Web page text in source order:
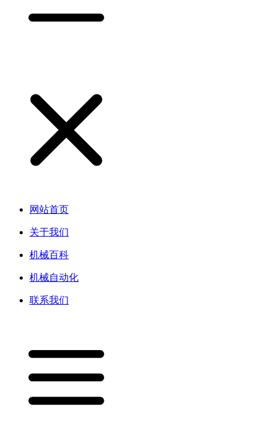
网站首页
关于我们
机械百科
机械自动化
联系我们